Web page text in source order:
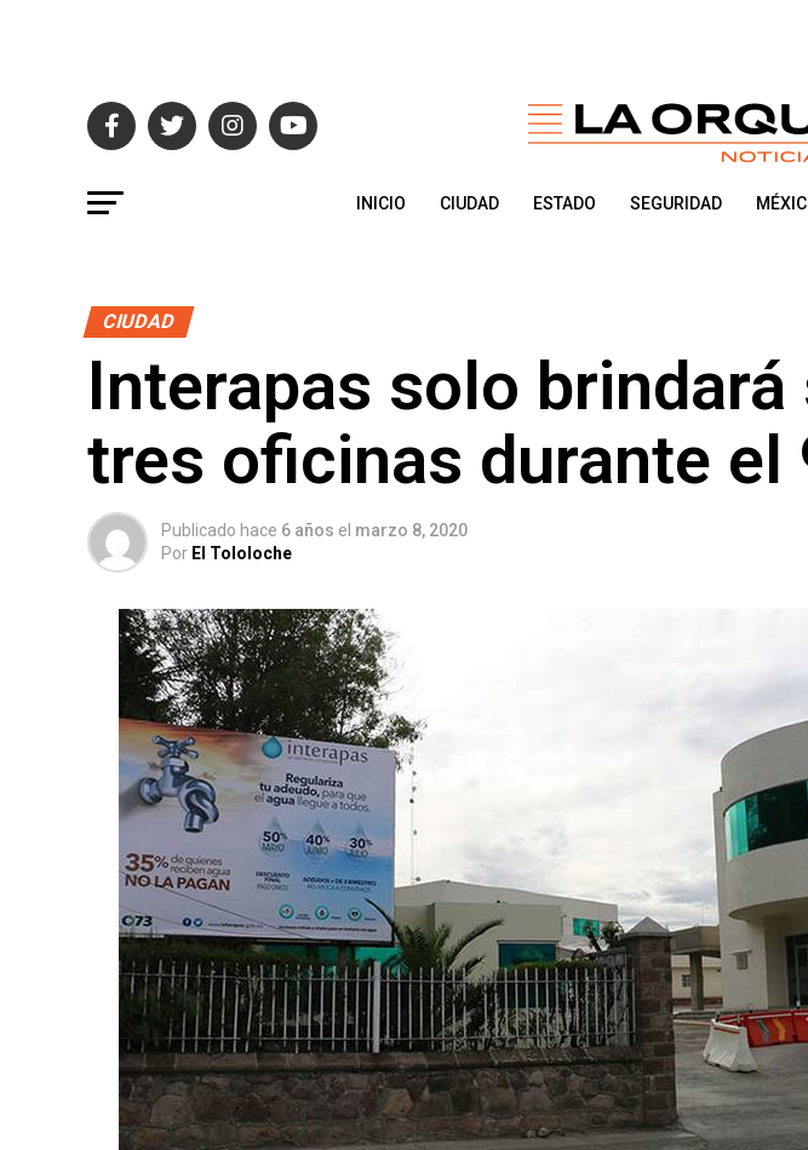
INICIO CIUDAD ESTADO SEGURIDAD
CIUDAD
Interapas solo
tres oficinas durante el
Publicado hace 6 años el marzo 8, 2020
Por El Tololoche